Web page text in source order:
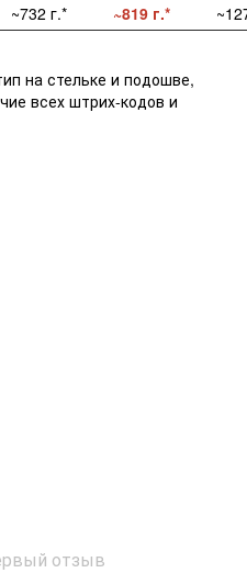
~732 г.* ~819 г.*
на стельке и подошве,
всех штрих-кодов и
отзыв